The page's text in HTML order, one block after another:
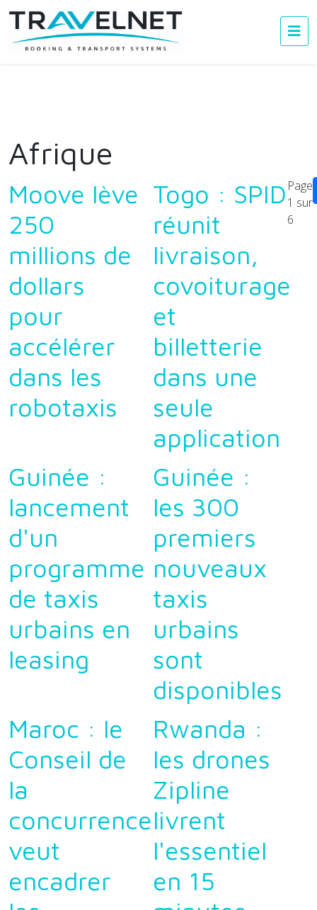
Afrique
Moove lève
250
millions de
dollars
pour
accélérer
dans les
robotaxis
Togo : SPID
réunit
livraison,
covoiturage
et
billetterie
dans une
seule
application
Guinée :
lancement
d'un
programme
de taxis
urbains en
leasing
Guinée :
les 300
premiers
nouveaux
taxis
urbains
sont
disponibles
Maroc : le
Conseil de
la
concurrence
veut
encadrer
Rwanda :
les drones
Zipline
livrent
l'essentiel
en 15
Page
1 sur
6